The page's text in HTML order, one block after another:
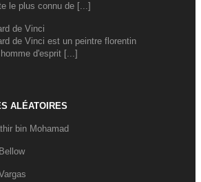
le plus connu de [...]
de Vinci
de Vinci est un peintre florentin
d'esprit [...]
ALÉATOIRES
bin Mohamad